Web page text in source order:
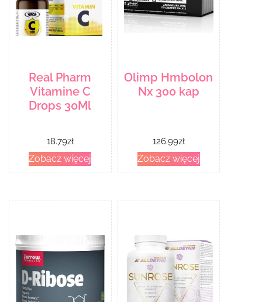
Real Pharm
Vitamine C
Drops 30Ml
18.79zł
Zobacz więcej
Olimp Hmbolon
Nx 300 kap
126.99zł
Zobacz więcej